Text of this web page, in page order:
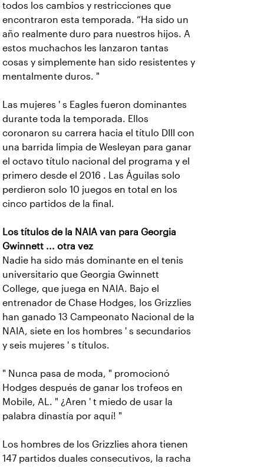
todos los cambios y restricciones que
encontraron esta temporada. “Ha sido un
año realmente duro para nuestros hijos. A
estos muchachos les lanzaron tantas
cosas y simplemente han sido resistentes y
mentalmente duros. "
Las mujeres ' s Eagles fueron dominantes
durante toda la temporada. Ellos
coronaron su carrera hacia el título DIII con
una barrida limpia de Wesleyan para ganar
el octavo título nacional del programa y el
primero desde el 2016 . Las Águilas solo
perdieron solo 10 juegos en total en los
cinco partidos de la final.
Los títulos de la NAIA van para Georgia
Gwinnett ... otra vez
Nadie ha sido más dominante en el tenis
universitario que Georgia Gwinnett
College, que juega en NAIA. Bajo el
entrenador de Chase Hodges, los Grizzlies
han ganado 13 Campeonato Nacional de la
NAIA, siete en los hombres ' s secundarios
y seis mujeres ' s títulos.
" Nunca pasa de moda, " promocionó
Hodges después de ganar los trofeos en
Mobile, AL. " ¿Aren ' t miedo de usar la
palabra dinastía por aquí! "
Los hombres de los Grizzlies ahora tienen
147 partidos duales consecutivos, la racha